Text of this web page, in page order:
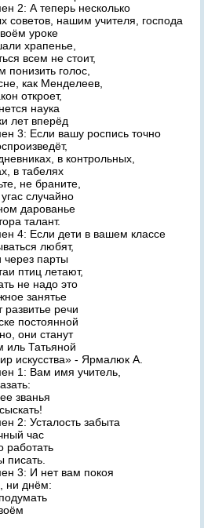
2: А теперь несколько
советов, нашим учителя, господа
уроке
храпенье,
всем не стоит,
понизить голос,
как Менделеев,
откроет,
наука
лет вперёд
3: Если вашу роспись точно
в контрольных,
в табелях
не браните,
случайно
дарованье
талант.
4: Если дети в вашем классе
любят,
через парты
птиц летают,
не надо это
занятье
развитье речи
постоянной
они станут
иль Татьяной
искусства» - Ярмалюк А.
1: Вам имя учитель,
званья
2: Усталость забыта
час
работать
писать.
3: И нет вам покоя
ни днём: